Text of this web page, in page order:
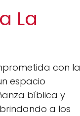
La
con la
espacio
bíblica y
a los